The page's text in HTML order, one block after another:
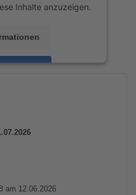
Inhalte anzuzeigen.
am 12.06.2026